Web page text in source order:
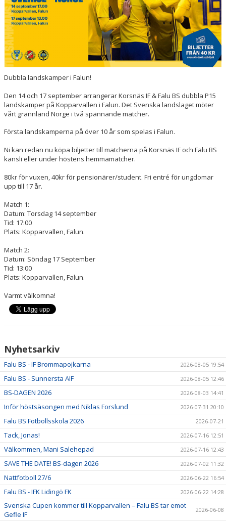
Dubbla landskamper i Falun!
Den 14 och 17 september arrangerar Korsnäs IF & Falu BS dubbla P15
landskamper på Kopparvallen i Falun. Det Svenska landslaget möter
vårt grannland Norge i två spännande matcher.
Första landskamperna på över 10 år som spelas i Falun.
Ni kan redan nu köpa biljetter till matcherna på Korsnäs IF och Falu BS
kansli eller under höstens hemmamatcher.
80kr för vuxen, 40kr för pensionärer/student. Fri entré för ungdomar
upp till 17 år.
Match 1:
Datum: Torsdag 14 september
Tid: 17:00
Plats: Kopparvallen, Falun.
Match 2:
Datum: Söndag 17 September
Tid: 13:00
Plats: Kopparvallen, Falun.
Varmt välkomna!
Nyhetsarkiv
Falu BS - IF Brommapojkarna 2026-08-05 19:54
Falu BS - Sunnersta AIF 2026-08-05 12:46
BS-DAGEN 2026 2026-08-03 14:41
Inför höstsäsongen med Niklas Forslund 2026-07-31 20:10
Falu BS Fotbollsskola 2026 2026-07-21
Tack, Jonas! 2026-07-16 12:51
Välkommen, Mani Salehepad 2026-07-16 12:43
SAVE THE DATE! BS-dagen 2026 2026-07-02 11:32
Nattfotboll 27/6 2026-06-22 16:54
Falu BS - IFK Lidingö FK 2026-06-22 14:28
Svenska Cupen kommer till Kopparvallen – Falu BS tar emot
Gefle IF
2026-06-08